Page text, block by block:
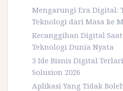
Mengarungi Era Digital:
Teknologi dari Masa ke
Kecanggihan Digital
Teknologi Dunia Nyata
3 Ide Bisnis Digital
Solusion 2026
Aplikasi Yang Tidak